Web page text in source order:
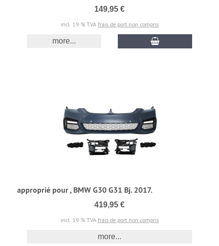
149,95 €
incl. 19 % TVA frais de port non compris
more...
approprié pour , BMW G30 G31 Bj. 2017.
419,95 €
incl. 19 % TVA frais de port non compris
more...